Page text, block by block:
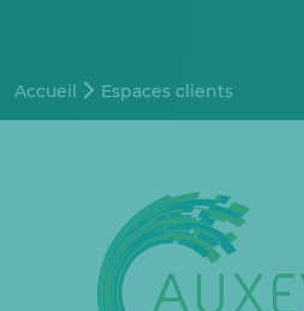
Accueil Espaces clients